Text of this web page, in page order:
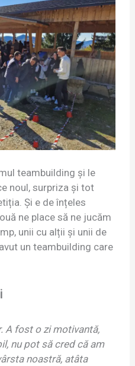
teambuilding și le
noul, surpriza și tot
Și e de înțeles
ne place să ne jucăm
unii cu alții și unii de
un teambuilding care
A fost o zi motivantă,
nu pot să cred că am
noastră, atâta